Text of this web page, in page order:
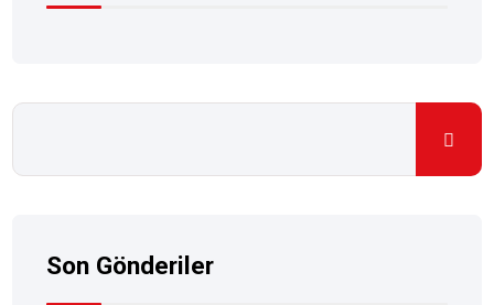
Son Gönderiler